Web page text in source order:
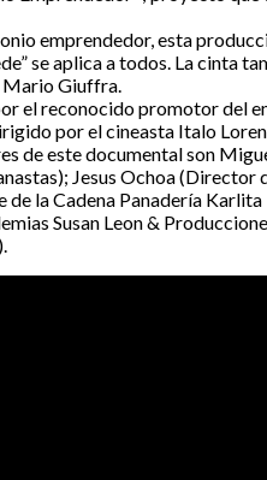
emprendedor, esta
se aplica a todos. La cinta
Mario Giuffra.
el reconocido promotor del
por el cineasta Italo
de este documental son
Jesus Ochoa (Director
la Cadena Panadería Karlita
Susan Leon &